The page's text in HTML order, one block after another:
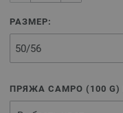
РАЗМЕР:
ПРЯЖА CAMPO ( 100 G)